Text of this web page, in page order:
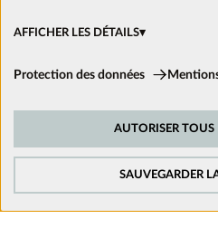
AFFICHER LES DÉTAILS
Cookies techniques:
Afin d’améliorer constamment notre
comportement de nos visiteurs. Pour
Protection des données
SAUVEGARDER
AUTORISER TOUS